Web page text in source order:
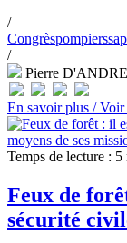
/
Congrèspompiers
/
Pierre
En savoir plus /Voir
Temps de lecture : 5
Feux de
sécurité